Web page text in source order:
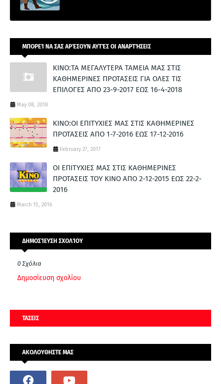
ΜΠΟΡΕΊ ΝΑ ΣΑΣ ΑΡΈΣΟΥΝ ΑΥΤΈΣ ΟΙ ΑΝΑΡΤΉΣΕΙΣ
ΚΙΝΟ:ΤΑ ΜΕΓΑΛΥΤΕΡΑ ΤΑΜΕΙΑ ΜΑΣ ΣΤΙΣ
ΚΑΘΗΜΕΡΙΝΕΣ ΠΡΟΤΑΣΕΙΣ ΓΙΑ ΟΛΕΣ ΤΙΣ
ΕΠΙΛΟΓΕΣ ΑΠΟ 23-9-2017 ΕΩΣ 16-4-2018
May 08, 2018
ΚΙΝΟ:ΟΙ ΕΠΙΤΥΧΙΕΣ ΜΑΣ ΣΤΙΣ ΚΑΘΗΜΕΡΙΝΕΣ
ΠΡΟΤΑΣΕΙΣ ΑΠΟ 1-7-2016 ΕΩΣ 17-12-2016
February 27, 2017
ΟΙ ΕΠΙΤΥΧΙΕΣ ΜΑΣ ΣΤΙΣ ΚΑΘΗΜΕΡΙΝΕΣ
ΠΡΟΤΑΣΕΙΣ ΤΟΥ ΚΙΝΟ ΑΠΟ 2-12-2015 ΕΩΣ 22-2-
2016
March 15, 2016
ΔΗΜΟΣΊΕΥΣΗ ΣΧΟΛΊΟΥ
0 Σχόλια
Δημοσίευση σχολίου
ΤΑΣΕΙΣ
ΑΚΟΛΟΥΘΗΣΤΕ ΜΑΣ